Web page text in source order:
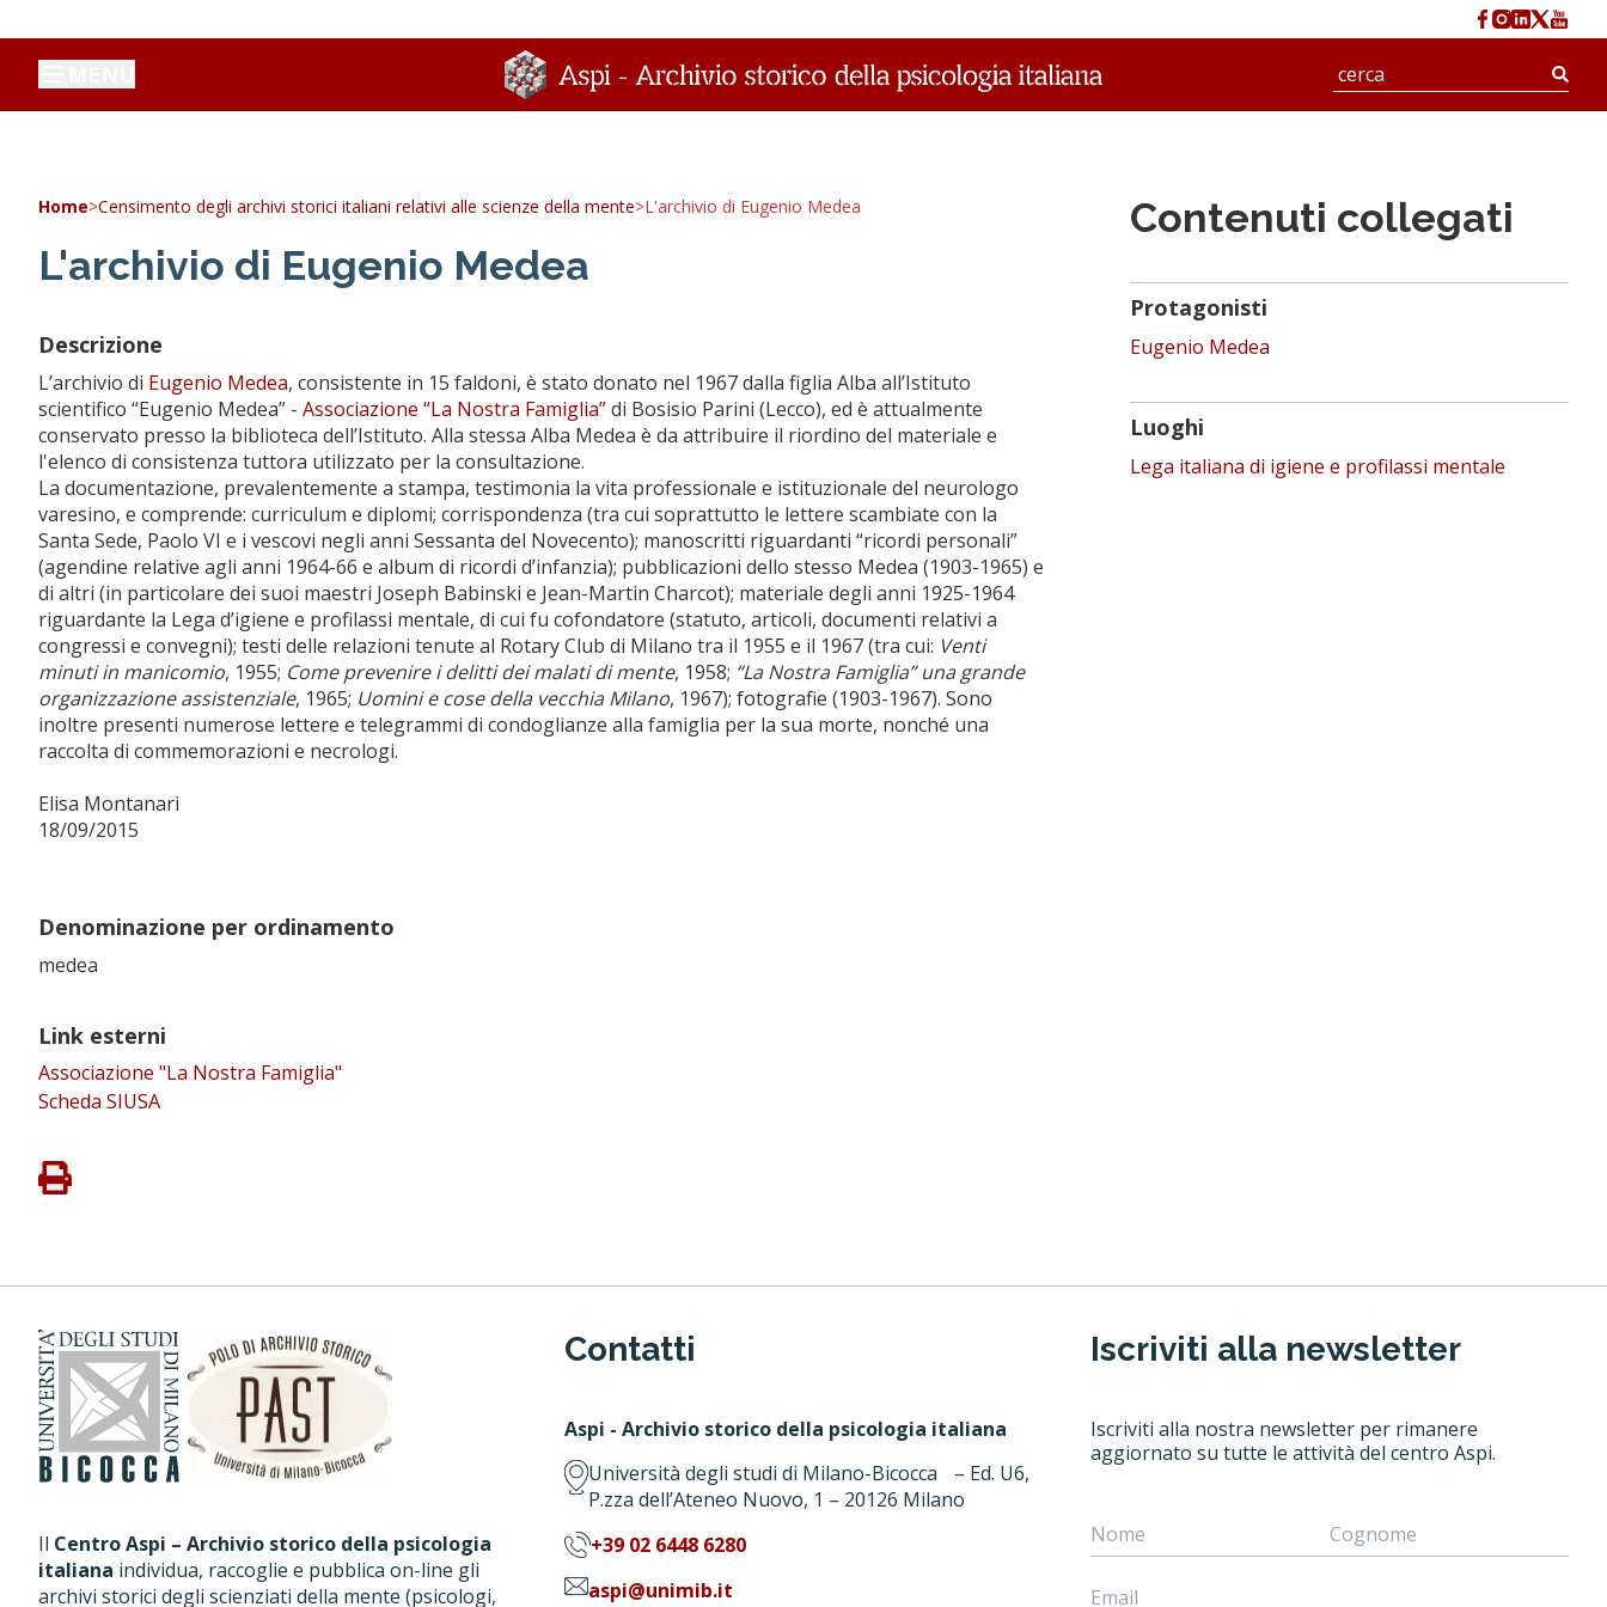
Home>Censimento degli archivi storici italiani relativi alle scienze della mente>L'archivio di Eugenio Medea
L'archivio di Eugenio Medea
Descrizione
L’archivio di Eugenio Medea, consistente in 15 faldoni, è stato donato nel 1967 dalla figlia Alba all’Istituto
scientifico “Eugenio Medea” - Associazione “La Nostra Famiglia”di Bosisio Parini (Lecco), ed è attualmente
conservato presso la biblioteca dell’Istituto. Alla stessa Alba Medea è da attribuire il riordino del materiale e
l'elenco di consistenza tuttora utilizzato per la consultazione.
La documentazione, prevalentemente a stampa, testimonia la vita professionale e istituzionale del neurologo
varesino, e comprende: curriculum e diplomi; corrispondenza (tra cui soprattutto le lettere scambiate con la
Santa Sede, Paolo VI e i vescovi negli anni Sessanta del Novecento); manoscritti riguardanti “ricordi personali”
(agendine relative agli anni 1964-66 e album di ricordi d’infanzia); pubblicazioni dello stesso Medea (1903-1965) e
di altri (in particolare dei suoi maestri Joseph Babinski e Jean-Martin Charcot); materiale degli anni 1925-1964
riguardante la Lega d’igiene e profilassi mentale, di cui fu cofondatore (statuto, articoli, documenti relativi a
congressi e convegni); testi delle relazioni tenute al Rotary Club di Milano tra il 1955 e il 1967 (tra cui: Venti
minuti in manicomio, 1955; Come prevenire i delitti dei malati di mente, 1958; “La Nostra Famiglia” una grande
organizzazione assistenziale, 1965; Uomini e cose della vecchia Milano, 1967); fotografie (1903-1967). Sono
inoltre presenti numerose lettere e telegrammi di condoglianze alla famiglia per la sua morte, nonché una
raccolta di commemorazioni e necrologi.
Elisa Montanari
18/09/2015
Denominazione per ordinamento
medea
Link esterni
Associazione "La Nostra Famiglia"
Scheda SIUSA
Contenuti collegati
Protagonisti
Eugenio Medea
Luoghi
Lega italiana di igiene e profilassi mentale
Il Centro Aspi – Archivio storico della psicologia
italiana individua, raccoglie e pubblica on-line gli
archivi storici degli scienziati della mente (psicologi,
Contatti
Aspi - Archivio storico della psicologia italiana
Università degli studi di Milano-Bicocca – Ed. U6,
P.zza dell’Ateneo Nuovo, 1 – 20126 Milano
+39 02 6448 6280
aspi@unimib.it
Iscriviti alla newsletter
Iscriviti alla nostra newsletter per rimanere
aggiornato su tutte le attività del centro Aspi.